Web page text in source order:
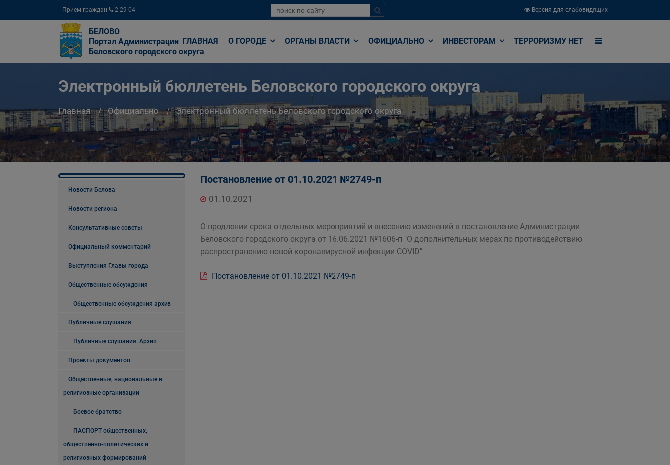
Прием граждан 2-29-04 Версия для слабовидящих
БЕЛОВО
Портал Администрации
Беловского городского округа
ГЛАВНАЯ О ГОРОДЕ ОРГАНЫ ВЛАСТИ ОФИЦИАЛЬНО ИНВЕСТОРАМ ТЕРРОРИЗМУ НЕТ
Электронный бюллетень Беловского городского округа
Главная Официально Электронный бюллетень Беловского городского округа
Новости Белова
Новости региона
Консультативные советы
Официальный комментарий
Выступления Главы города
Общественные обсуждения
Общественные обсуждения архив
Публичные слушания
Публичные слушания. Архив
Проекты документов
Общественные, национальные и
религиозные организации
Боевое братство
ПАСПОРТ общественных,
общественно-политических и
религиозных формирований
Постановление от 01.10.2021 №2749-п
01.10.2021
О продлении срока отдельных мероприятий и внесению изменений в постановление Администрации
Беловского городского округа от 16.06.2021 №1606-п "О дополнительных мерах по противодействию
распространению новой коронавирусной инфекции COVID"
Постановление от 01.10.2021 №2749-п